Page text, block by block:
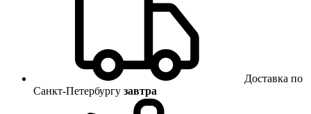
Доставка по
Санкт-Петербургу завтра